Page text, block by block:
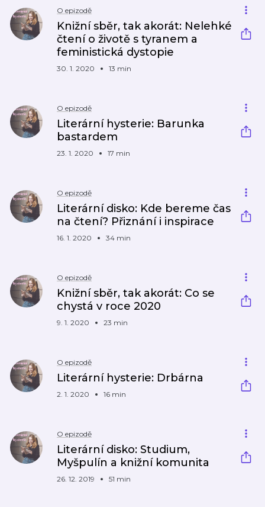
O epizodě
Knižní sběr, tak akorát: Nelehké
čtení o životě s tyranem a
feministická dystopie
30. 1. 2020 13 min
O epizodě
Literární hysterie: Barunka
bastardem
23. 1. 2020 17 min
O epizodě
Literární disko: Kde bereme čas
na čtení? Přiznání i inspirace
16. 1. 2020 34 min
O epizodě
Knižní sběr, tak akorát: Co se
chystá v roce 2020
9. 1. 2020 23 min
O epizodě
Literární hysterie: Drbárna
2. 1. 2020 16 min
O epizodě
Literární disko: Studium,
Myšpulín a knižní komunita
26. 12. 2019 51 min